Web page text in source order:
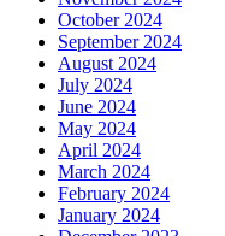
October 2024
September 2024
August 2024
July 2024
June 2024
May 2024
April 2024
March 2024
February 2024
January 2024